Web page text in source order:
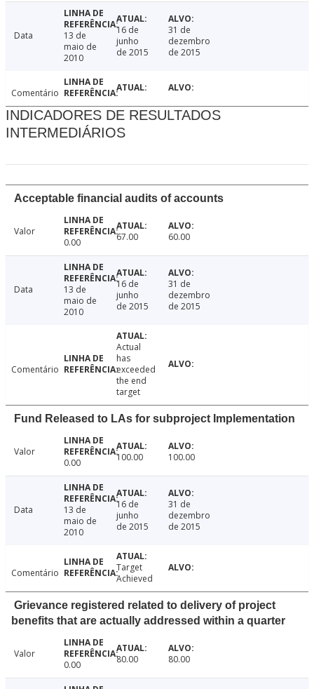
Data
13 de
maio de
2010
16 de
junho
de 2015
31 de
dezembro
de 2015
Comentário
INDICADORES DE RESULTADOS
INTERMEDIÁRIOS
Acceptable financial audits of accounts
Valor
0.00
67.00 60.00
Data
13 de
maio de
2010
16 de
junho
de 2015
31 de
dezembro
de 2015
Comentário
Actual
has
exceeded
the end
target
Fund Released to LAs for subproject Implementation
Valor
0.00
100.00 100.00
Data
13 de
maio de
2010
16 de
junho
de 2015
31 de
dezembro
de 2015
Comentário
Target
Achieved
Grievance registered related to delivery of project
benefits that are actually addressed within a quarter
Valor
0.00
80.00 80.00